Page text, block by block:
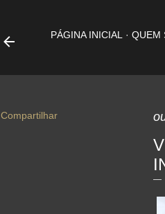
PÁGINA INICIAL QUEM
Compartilhar